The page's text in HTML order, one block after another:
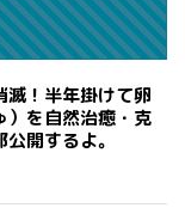
滅！半年掛けて卵
）を自然治癒・克
開するよ。